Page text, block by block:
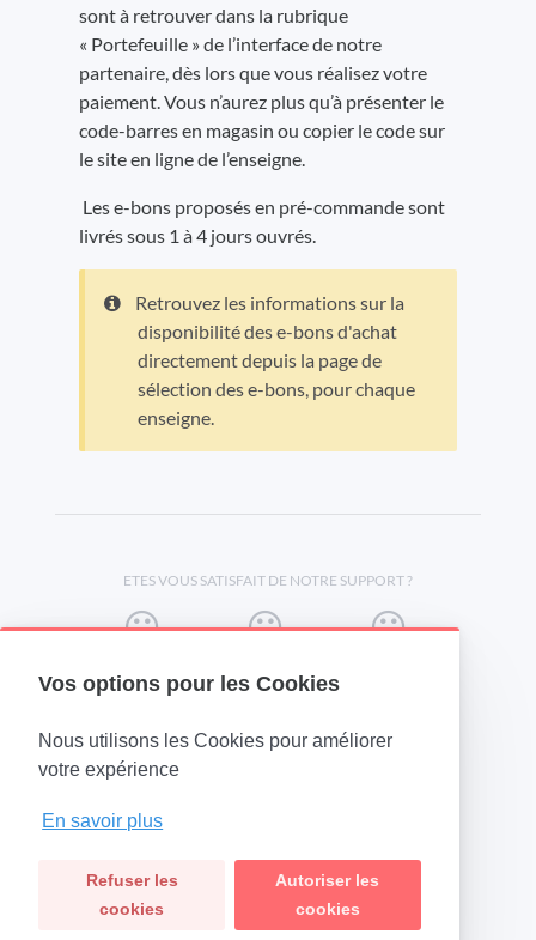
Vos options pour les Cookies
Nous utilisons les Cookies pour améliorer
votre expérience
En savoir plus
Refuser les
cookies
Autoriser les
cookies
sont à retrouver dans la rubrique
« Portefeuille » de l’interface de notre
partenaire, dès lors que vous réalisez votre
paiement. Vous n’aurez plus qu’à présenter le
code-barres en magasin ou copier le code sur
le site en ligne de l’enseigne.
Les e-bons proposés en pré-commande sont
livrés sous 1 à 4 jours ouvrés.
Retrouvez les informations sur la
disponibilité des e-bons d'achat
directement depuis la page de
sélection des e-bons, pour chaque
enseigne.
ETES VOUS SATISFAIT DE NOTRE SUPPORT ?